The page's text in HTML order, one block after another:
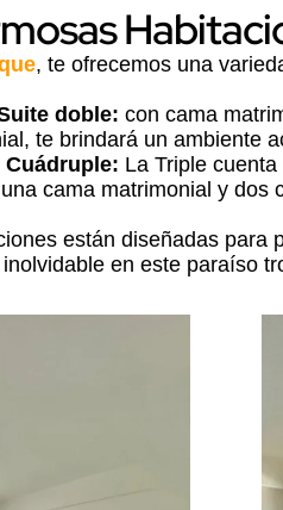
, te ofrecemos una
doble: con cama
te brindará un ambiente
La Triple
cama matrimonial y dos
están diseñadas
en este paraíso